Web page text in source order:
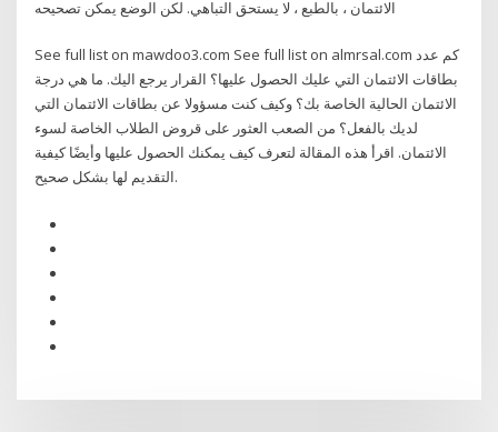
الائتمان ، بالطبع ، لا يستحق التباهي. لكن الوضع يمكن تصحيحه
See full list on mawdoo3.com See full list on almrsal.com كم عدد
بطاقات الائتمان التي عليك الحصول عليها؟ القرار يرجع اليك. ما هي درجة
الائتمان الحالية الخاصة بك؟ وكيف كنت مسؤولا عن بطاقات الائتمان التي
لديك بالفعل؟ من الصعب العثور على قروض الطلاب الخاصة لسوء
الائتمان. اقرأ هذه المقالة لتعرف كيف يمكنك الحصول عليها وأيضًا كيفية
التقديم لها بشكل صحيح.